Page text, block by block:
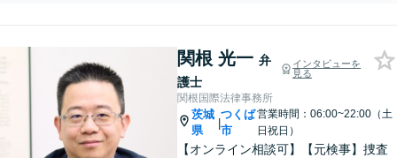
決を目指します。
共有物問題など解決実績多数【依頼
関根 光一 弁
護士
インタビューを
見る
関根国際法律事務所
茨城
県
|
つくば
市
営業時間：06:00~22:00（土
日祝日）
【オンライン相談可】【元検事】捜査